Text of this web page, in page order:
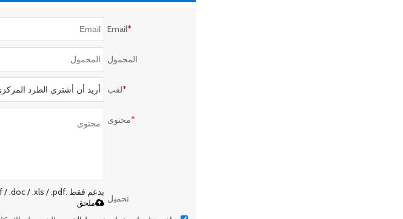
*
Email
المحمول
*لقب
*محتوى
تحميل
يدعم فقط .rar / .zip / .jpg / .png / .gif / .doc / .xls / .pdf ، بحد أقصى 20 ميجا
ملحق